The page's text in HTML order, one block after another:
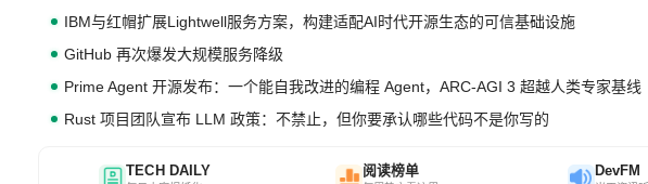
IBM与红帽扩展Lightwell服务方案，构建适配AI时代开源生态的可信基础设施
GitHub 再次爆发大规模服务降级
Prime Agent 开源发布：一个能自我改进的编程 Agent，ARC-AGI 3 超越人类专家基线
Rust 项目团队宣布 LLM 政策：不禁止，但你要承认哪些代码不是你写的
TECH DAILY 阅读榜单 DevFM